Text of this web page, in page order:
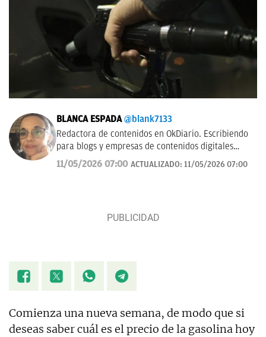
BLANCA ESPADA @blank7133
Redactora de contenidos en OkDiario. Escribiendo
para blogs y empresas de contenidos digitales
desde 2007.
11/05/2026 07:00 ACTUALIZADO: 11/05/2026 07:00
Comienza una nueva semana, de modo que si
deseas saber cuál es el precio de la gasolina hoy